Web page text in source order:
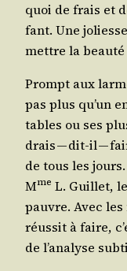
quoi de frais et
fant. Une
mettre la
Prompt aux
pas plus qu’un
tables ou ses
drais — dit-il —
de tous les
Mme L. Guillet,
pauvre. Avec les
réus­sit à faire,
de l’a­na­lyse